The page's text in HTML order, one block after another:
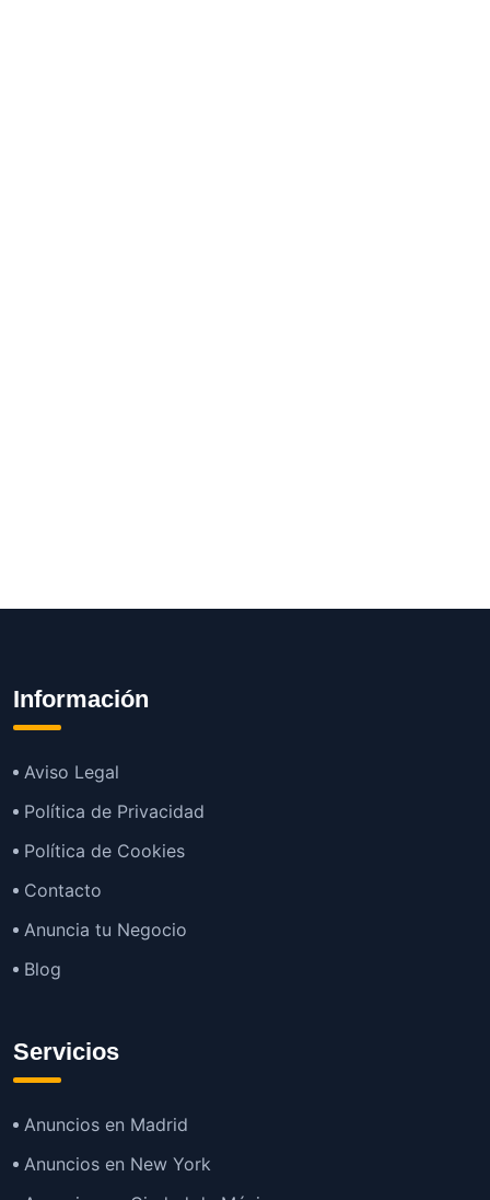
Información
Aviso Legal
Política de Privacidad
Política de Cookies
Contacto
Anuncia tu Negocio
Blog
Servicios
Anuncios en Madrid
Anuncios en New York